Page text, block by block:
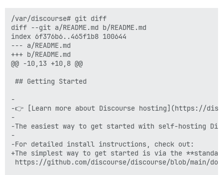
/var/discourse# git diff
diff --git a/README.md b/README.md
index 6f376b6..465f1b8 100644
--- a/README.md
+++ b/README.md
@@ -10,13 +10,8 @@
## Getting Started
-
-👉 [Learn more about Discourse hosting](https://
-
-The easiest way to get started with self-hosting
-
-For detailed install instructions, check out:
+The simplest way to get started is via the
https://github.com/discourse/discourse/blob/main/